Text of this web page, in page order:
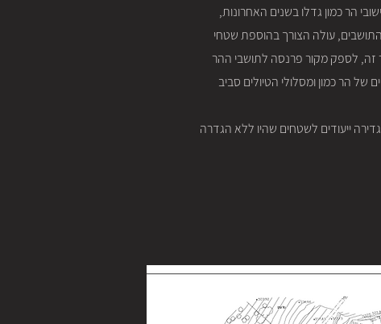
הר כמון גדלו בשנים האחרונות,
התושבים, עולה הצורך בהוספת שטחי
זה, לספק מקור פרנסה לתושבי ההר
של הר כמון ומסלולי הטיולים סביב
מבני תעסוקה, מסחר ותיירות. התכנית מהווה רה-תכנון לתכנית מאושרת למתחם מלאכה ג/5809, ומגדירה ייעודים לשטחים שהיו ללא הגדרה